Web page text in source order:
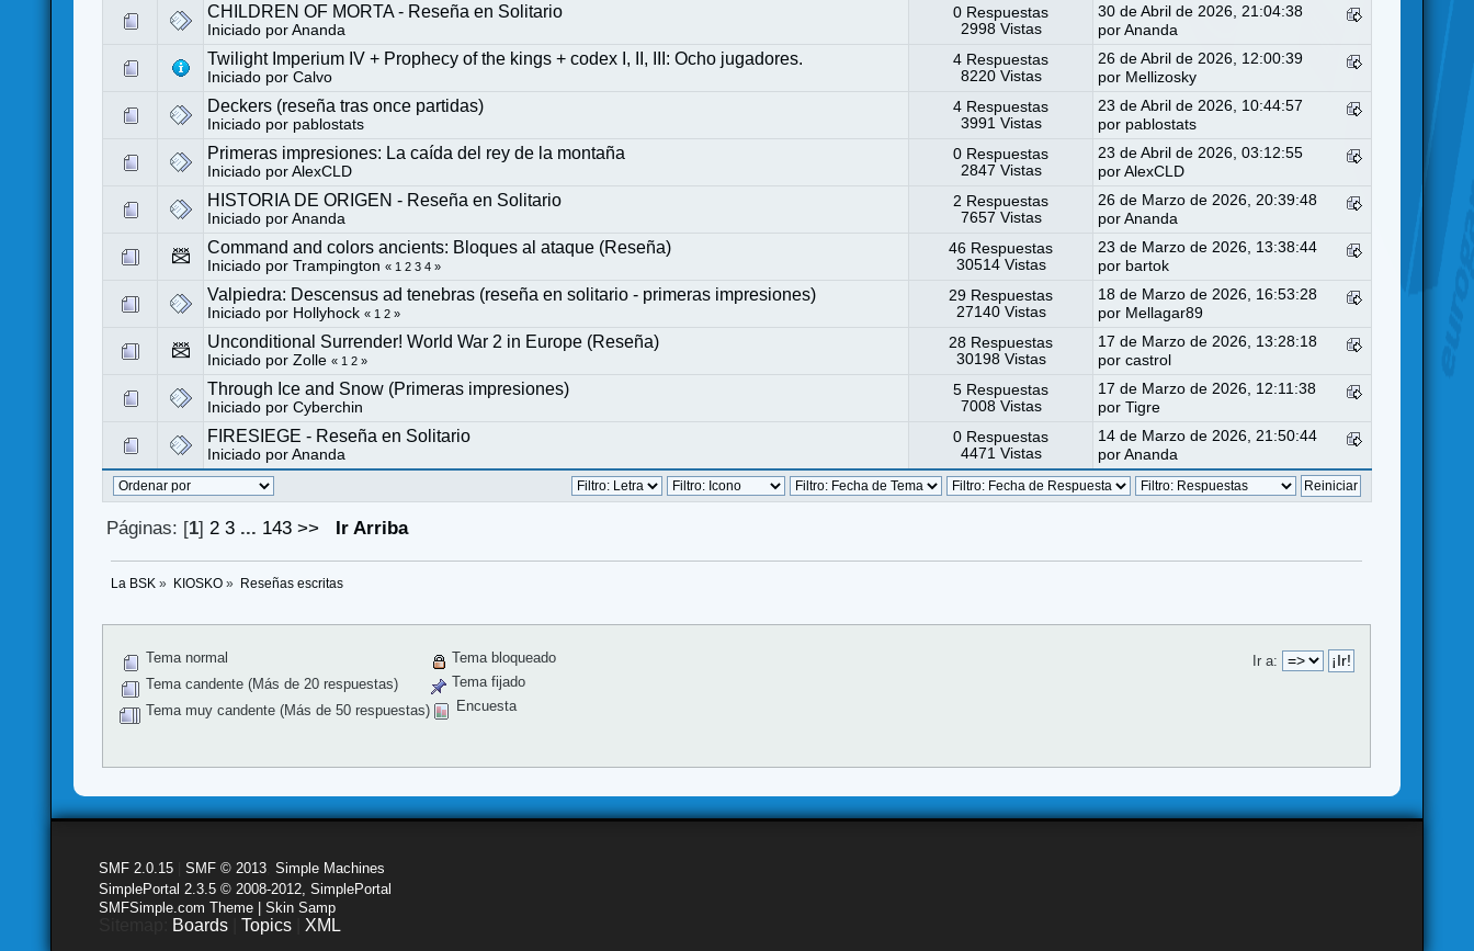
CHILDREN OF MORTA - Reseña en Solitario
Iniciado porAnanda
0 Respuestas
2998 Vistas
30 de Abril de 2026, 21:04:38
porAnanda
Twilight Imperium IV + Prophecy of the kings + codex I, II, III: Ocho jugadores.
Iniciado porCalvo
4 Respuestas
8220 Vistas
26 de Abril de 2026, 12:00:39
por Mellizosky
Deckers (reseña tras once partidas)
Iniciado por pablostats
4 Respuestas
3991 Vistas
23 de Abril de 2026, 10:44:57
por pablostats
Primeras impresiones: La caída del rey de la montaña
Iniciado porAlexCLD
0 Respuestas
2847 Vistas
23 de Abril de 2026, 03:12:55
porAlexCLD
HISTORIA DE ORIGEN - Reseña en Solitario
Iniciado porAnanda
2 Respuestas
7657 Vistas
26 de Marzo de 2026, 20:39:48
porAnanda
Command and colors ancients: Bloques al ataque (Reseña)
Iniciado por Trampington« 1 2 3 4 »
46 Respuestas
30514 Vistas
23 de Marzo de 2026, 13:38:44
por bartok
Valpiedra: Descensus ad tenebras (reseña en solitario - primeras impresiones)
Iniciado por Hollyhock « 1 2 »
29 Respuestas
27140 Vistas
18 de Marzo de 2026, 16:53:28
por Mellagar89
Unconditional Surrender! World War 2 in Europe (Reseña)
Iniciado porZolle « 1 2 »
28 Respuestas
30198 Vistas
17 de Marzo de 2026, 13:28:18
porcastrol
Through Ice and Snow (Primeras impresiones)
Iniciado porCyberchin
5 Respuestas
7008 Vistas
17 de Marzo de 2026, 12:11:38
porTigre
FIRESIEGE - Reseña en Solitario
Iniciado porAnanda
0 Respuestas
4471 Vistas
14 de Marzo de 2026, 21:50:44
porAnanda
Páginas: [1] 2 3 ... 143 >> Ir Arriba
La BSK » KIOSKO» Reseñas escritas
Ir a:
Tema normal
Tema candente (Más de 20 respuestas)
Tema muy candente (Más de 50 respuestas)
Tema bloqueado
Tema fijado
Encuesta
SMF 2.0.15 |SMF © 2013 ,Simple Machines
SimplePortal 2.3.5 © 2008-2012, SimplePortal
SMFSimple.com Theme | Skin Samp
Boards |Topics XML